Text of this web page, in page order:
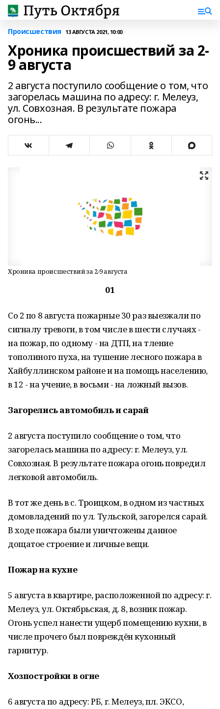
Происшествия 13 АВГУСТА 2021, 10:00
Хроника происшествий за 2-
9 августа
2 августа поступило сообщение о том, что
загорелась машина по адресу: г. Мелеуз,
ул. Совхозная. В результате пожара
огонь...
Хроника происшествий за 2-9 августа
01
Со 2 по 8 августа пожарные 30 раз выезжали по
сигналу тревоги, в том числе в шести случаях -
на пожар, по одному - на ДТП, на тление
тополиного пуха, на тушение лесного пожара в
Хайбуллинском районе и на помощь населению,
в 12 - на учение, в восьми - на ложный вызов.
Загорелись автомобиль и сарай
2 августа поступило сообщение о том, что
загорелась машина по адресу: г. Мелеуз, ул.
Совхозная. В результате пожара огонь повредил
легковой автомобиль.
В тот же день в с. Троицком, в одном из частных
домовладений по ул. Тульской, загорелся сарай.
В ходе пожара были уничтожены данное
дощатое строение и личные вещи.
Пожар на кухне
5 августа в квартире, расположенной по адресу: г.
Мелеуз, ул. Октябрьская, д. 8, возник пожар.
Огонь успел нанести ущерб помещению кухни, в
числе прочего был повреждён кухонный
гарнитур.
Хозпостройки в огне
6 августа по адресу: РБ, г. Мелеуз, пл. ЭКСО,